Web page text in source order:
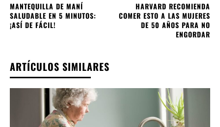
MANTEQUILLA DE MANÍ
SALUDABLE EN 5 MINUTOS:
¡ASÍ DE FÁCIL!
HARVARD RECOMIENDA
COMER ESTO A LAS MUJERES
DE 50 AÑOS PARA NO
ENGORDAR
ARTÍCULOS SIMILARES